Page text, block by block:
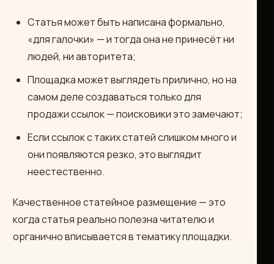
Статья может быть написана формально,
«для галочки» — и тогда она не принесёт ни
людей, ни авторитета;
Площадка может выглядеть прилично, но на
самом деле создаваться только для
продажи ссылок — поисковики это замечают;
Если ссылок с таких статей слишком много и
они появляются резко, это выглядит
неестественно.
Качественное статейное размещение — это
когда статья реально полезна читателю и
органично вписывается в тематику площадки.